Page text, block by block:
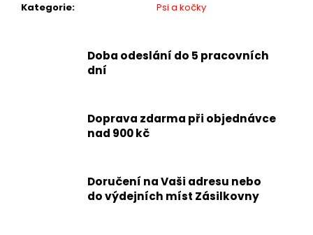
Kategorie: Psi a kočky
Doba odeslání do 5 pracovních
dní
Doprava zdarma při objednávce
nad 900 kč
Doručení na Vaši adresu nebo
do výdejních míst Zásilkovny